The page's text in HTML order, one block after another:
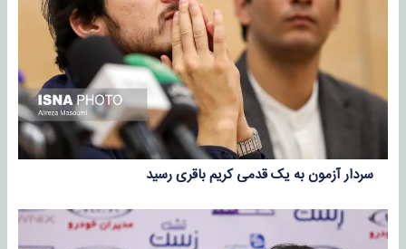
سردار آزمون به یک قدمی کریم باقری رسید